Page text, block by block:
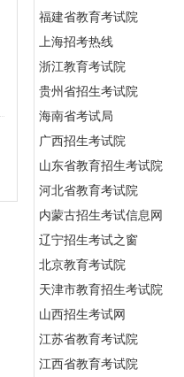
福建省教育考试院
上海招考热线
浙江教育考试院
贵州省招生考试院
海南省考试局
广西招生考试院
山东省教育招生考试院
河北省教育考试院
内蒙古招生考试信息网
辽宁招生考试之窗
北京教育考试院
天津市教育招生考试院
山西招生考试网
江苏省教育考试院
江西省教育考试院